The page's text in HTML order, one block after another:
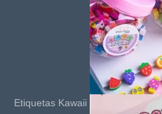
Etiquetas Kawaii